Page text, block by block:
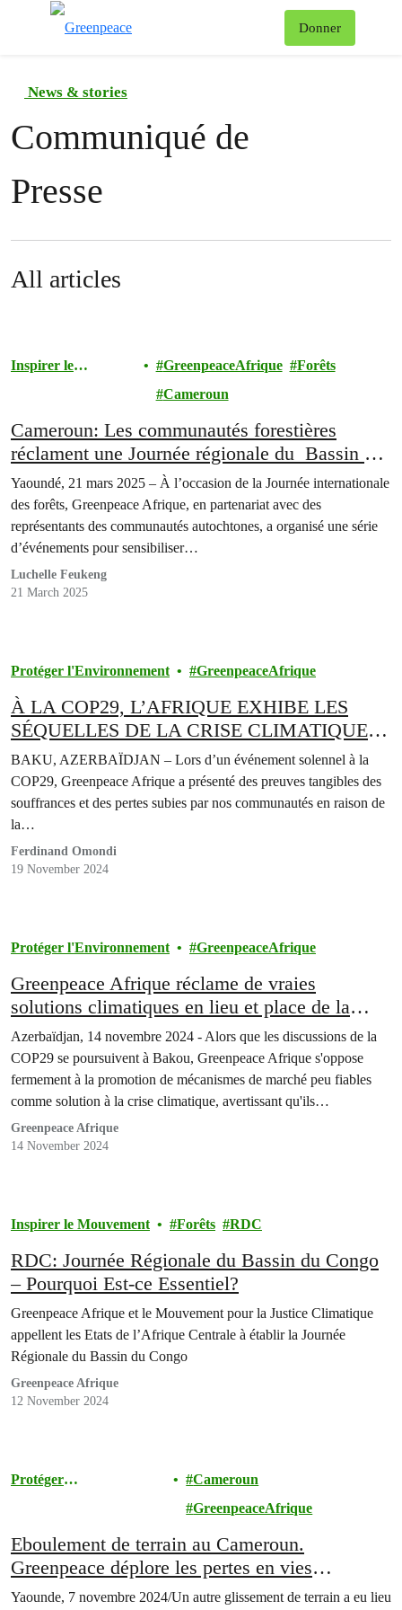
Donner
News & stories
Communiqué de
Presse
All articles
Inspirer le
GreenpeaceAfrique
Forêts
Cameroun
Cameroun: Les communautés forestières
réclament une Journée régionale du Bassin du
Congo
Yaoundé, 21 mars 2025 – À l’occasion de la Journée internationale
des forêts, Greenpeace Afrique, en partenariat avec des
représentants des communautés autochtones, a organisé une série
d’événements pour sensibiliser…
Luchelle Feukeng
21 March 2025
Protéger l'Environnement GreenpeaceAfrique
À LA COP29, L’AFRIQUE EXHIBE LES
SÉQUELLES DE LA CRISE CLIMATIQUE
ET EXIGE RÉPARATION POUR LES
PERTES ET DOMMAGES SUBIS
BAKU, AZERBAÏDJAN – Lors d’un événement solennel à la
COP29, Greenpeace Afrique a présenté des preuves tangibles des
souffrances et des pertes subies par nos communautés en raison de
la…
Ferdinand Omondi
19 November 2024
Protéger l'Environnement GreenpeaceAfrique
Greenpeace Afrique réclame de vraies
solutions climatiques en lieu et place de la
nébuleuse des marchés carbone
Azerbaïdjan, 14 novembre 2024 - Alors que les discussions de la
COP29 se poursuivent à Bakou, Greenpeace Afrique s'oppose
fermement à la promotion de mécanismes de marché peu fiables
comme solution à la crise climatique, avertissant qu'ils
compromettent une véritable action climatique pour faire face à la
crise croissante à laquelle sont confrontées les communautés…
Greenpeace Afrique
14 November 2024
Inspirer le Mouvement Forêts RDC
RDC: Journée Régionale du Bassin du Congo
– Pourquoi Est-ce Essentiel?
Greenpeace Afrique et le Mouvement pour la Justice Climatique
appellent les Etats de l’Afrique Centrale à établir la Journée
Régionale du Bassin du Congo
Greenpeace Afrique
12 November 2024
Protéger
Cameroun
GreenpeaceAfrique
Eboulement de terrain au Cameroun.
Greenpeace déplore les pertes en vies
humaines et pointe du doigt le changement
Yaounde, 7 novembre 2024/Un autre glissement de terrain a eu lieu